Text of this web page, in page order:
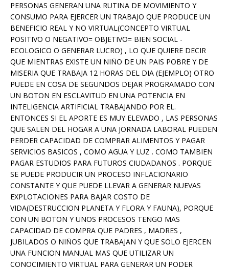
PERSONAS GENERAN UNA RUTINA DE MOVIMIENTO Y
CONSUMO PARA EJERCER UN TRABAJO QUE PRODUCE UN
BENEFICIO REAL Y NO VIRTUAL(CONCEPTO VIRTUAL
POSITIVO O NEGATIVO= OBJETIVO= BIEN SOCIAL -
ECOLOGICO O GENERAR LUCRO) , LO QUE QUIERE DECIR
QUE MIENTRAS EXISTE UN NIÑO DE UN PAIS POBRE Y DE
MISERIA QUE TRABAJA 12 HORAS DEL DIA (EJEMPLO) OTRO
PUEDE EN COSA DE SEGUNDOS DEJAR PROGRAMADO CON
UN BOTON EN ESCLAVITUD EN UNA POTENCIA EN
INTELIGENCIA ARTIFICIAL TRABAJANDO POR EL.
ENTONCES SI EL APORTE ES MUY ELEVADO , LAS PERSONAS
QUE SALEN DEL HOGAR A UNA JORNADA LABORAL PUEDEN
PERDER CAPACIDAD DE COMPRAR ALIMENTOS Y PAGAR
SERVICIOS BASICOS , COMO AGUA Y LUZ . COMO TAMBIEN
PAGAR ESTUDIOS PARA FUTUROS CIUDADANOS . PORQUE
SE PUEDE PRODUCIR UN PROCESO INFLACIONARIO
CONSTANTE Y QUE PUEDE LLEVAR A GENERAR NUEVAS
EXPLOTACIONES PARA BAJAR COSTO DE
VIDA(DESTRUCCION PLANETA Y FLORA Y FAUNA), PORQUE
CON UN BOTON Y UNOS PROCESOS TENGO MAS
CAPACIDAD DE COMPRA QUE PADRES , MADRES ,
JUBILADOS O NIÑOS QUE TRABAJAN Y QUE SOLO EJERCEN
UNA FUNCION MANUAL MAS QUE UTILIZAR UN
CONOCIMIENTO VIRTUAL PARA GENERAR UN PODER